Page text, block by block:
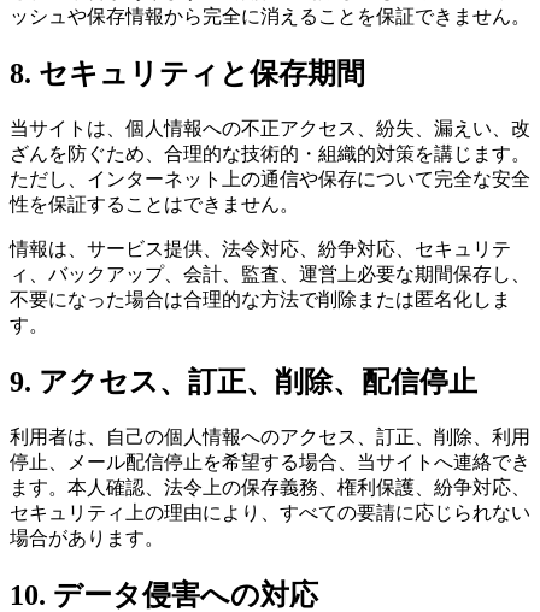
ッシュや保存情報から完全に消えることを保証できません。
8. セキュリティと保存期間
当サイトは、個人情報への不正アクセス、紛失、漏えい、改
ざんを防ぐため、合理的な技術的・組織的対策を講じます。
ただし、インターネット上の通信や保存について完全な安全
性を保証することはできません。
情報は、サービス提供、法令対応、紛争対応、セキュリテ
ィ、バックアップ、会計、監査、運営上必要な期間保存し、
不要になった場合は合理的な方法で削除または匿名化しま
す。
9. アクセス、訂正、削除、配信停止
利用者は、自己の個人情報へのアクセス、訂正、削除、利用
停止、メール配信停止を希望する場合、当サイトへ連絡でき
ます。本人確認、法令上の保存義務、権利保護、紛争対応、
セキュリティ上の理由により、すべての要請に応じられない
場合があります。
10. データ侵害への対応